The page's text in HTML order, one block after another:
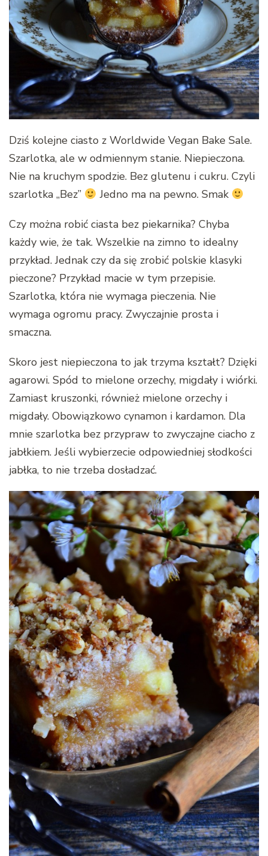
Dziś kolejne ciasto z Worldwide Vegan Bake Sale.
Szarlotka, ale w odmiennym stanie. Niepieczona.
Nie na kruchym spodzie. Bez glutenu i cukru. Czyli
szarlotka „Bez”
Jedno ma na pewno. Smak
Czy można robić ciasta bez piekarnika? Chyba
każdy wie, że tak. Wszelkie na zimno to idealny
przykład. Jednak czy da się zrobić polskie klasyki
pieczone? Przykład macie w tym przepisie.
Szarlotka, która nie wymaga pieczenia. Nie
wymaga ogromu pracy. Zwyczajnie prosta i
smaczna.
Skoro jest niepieczona to jak trzyma kształt? Dzięki
agarowi. Spód to mielone orzechy, migdały i wiórki.
Zamiast kruszonki, również mielone orzechy i
migdały. Obowiązkowo cynamon i kardamon. Dla
mnie szarlotka bez przypraw to zwyczajne ciacho z
jabłkiem. Jeśli wybierzecie odpowiedniej słodkości
jabłka, to nie trzeba dosładzać.